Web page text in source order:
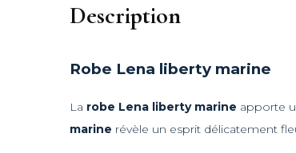
Description
Robe Lena liberty marine
La robe Lena liberty marine apporte
marine révèle un esprit délicatement